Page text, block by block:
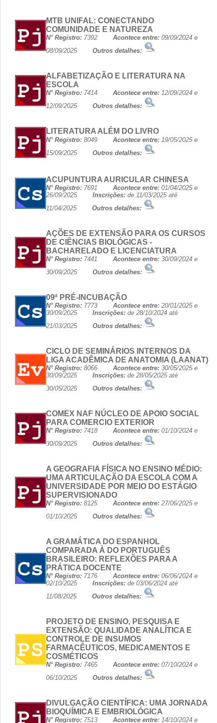
MTB UNIFAL: CONECTANDO
COMUNIDADE E NATUREZA
N° Registro: 7392 Acontece entre: 09/09/2024 e
08/09/2025 Outros detalhes:
ALFABETIZAÇÃO E LITERATURA NA
ESCOLA
N° Registro: 7414 Acontece entre: 12/09/2024 e
12/09/2025 Outros detalhes:
LITERATURA ALÉM DO LIVRO
N° Registro: 8049 Acontece entre: 19/05/2025 e
15/09/2025 Outros detalhes:
ACUPUNTURA AURICULAR CHINESA
N° Registro: 7691 Acontece entre: 01/04/2025 e
26/09/2025 Inscrições: de 11/03/2025 até
11/04/2025 Outros detalhes:
AÇÕES DE EXTENSÃO PARA OS CURSOS
DE CIÊNCIAS BIOLÓGICAS -
BACHARELADO E LICENCIATURA
N° Registro: 7441 Acontece entre: 30/09/2024 e
30/09/2025 Outros detalhes:
09ª PRÉ-INCUBAÇÃO
N° Registro: 7773 Acontece entre: 20/01/2025 e
30/09/2025 Inscrições: de 28/10/2024 até
21/03/2025 Outros detalhes:
CICLO DE SEMINÁRIOS INTERNOS DA
LIGA ACADÊMICA DE ANATOMIA (LAANAT)
N° Registro: 8066 Acontece entre: 30/05/2025 e
30/09/2025 Inscrições: de 28/05/2025 até
30/05/2025 Outros detalhes:
COMEX NAF NÚCLEO DE APOIO SOCIAL
PARA COMERCIO EXTERIOR
N° Registro: 7418 Acontece entre: 01/10/2024 e
30/09/2025 Outros detalhes:
A GEOGRAFIA FÍSICA NO ENSINO MÉDIO:
UMA ARTICULAÇÃO DA ESCOLA COM A
UNIVERSIDADE POR MEIO DO ESTÁGIO
SUPERVISIONADO
N° Registro: 8125 Acontece entre: 27/06/2025 e
01/10/2025 Outros detalhes:
A GRAMÁTICA DO ESPANHOL
COMPARADA À DO PORTUGUÊS
BRASILEIRO: REFLEXÕES PARA A
PRÁTICA DOCENTE
N° Registro: 7176 Acontece entre: 06/06/2024 e
02/10/2025 Inscrições: de 03/06/2024 até
11/08/2025 Outros detalhes:
PROJETO DE ENSINO, PESQUISA E
EXTENSÃO: QUALIDADE ANALÍTICA E
CONTROLE DE INSUMOS
FARMACÊUTICOS, MEDICAMENTOS E
COSMÉTICOS
N° Registro: 7465 Acontece entre: 07/10/2024 e
06/10/2025 Outros detalhes:
DIVULGAÇÃO CIENTÍFICA: UMA JORNADA
BIOQUÍMICA E EMBRIOLÓGICA
N° Registro: 7513 Acontece entre: 14/10/2024 e